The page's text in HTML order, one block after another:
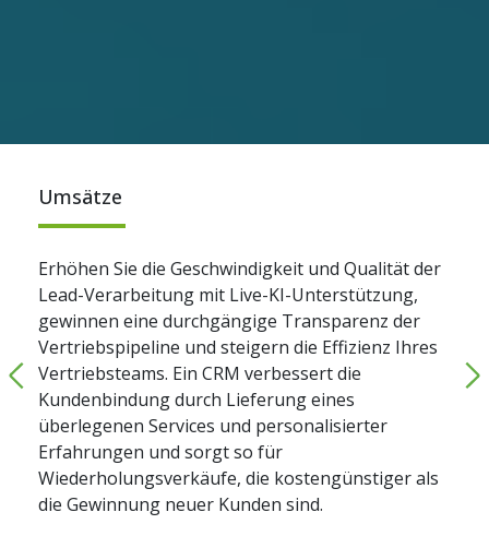
Umsätze
Erhöhen Sie die Geschwindigkeit und Qualität der
Lead-Verarbeitung mit Live-KI-Unterstützung,
gewinnen eine durchgängige Transparenz der
Vertriebspipeline und steigern die Effizienz Ihres
Vertriebsteams. Ein CRM verbessert die
Kundenbindung durch Lieferung eines
überlegenen Services und personalisierter
Erfahrungen und sorgt so für
Wiederholungsverkäufe, die kostengünstiger als
die Gewinnung neuer Kunden sind.